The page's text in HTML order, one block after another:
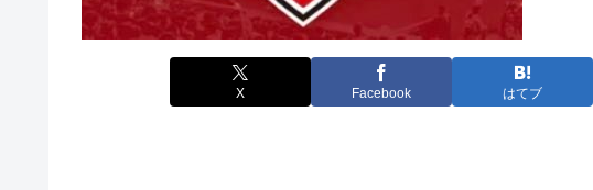
X Facebook はてブ